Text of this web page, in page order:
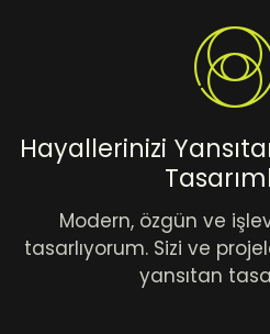
Hayallerinizi
Modern, özgün ve
tasarlıyorum. Sizi ve
yansıtan